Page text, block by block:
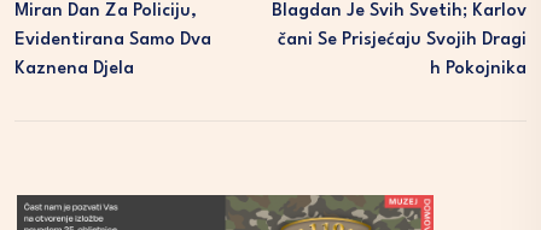
Miran Dan Za Policiju,
Evidentirana Samo Dva
Kaznena Djela
Blagdan Je Svih Svetih; Karlov
Čani Se Prisjećaju Svojih Dragi
H Pokojnika